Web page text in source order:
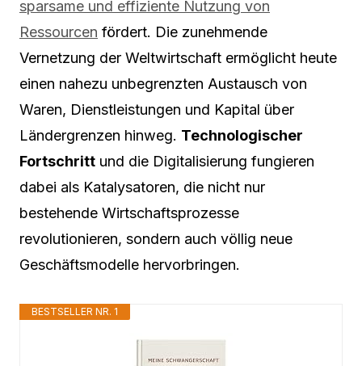
sparsame und effiziente Nutzung von
Ressourcen fördert. Die zunehmende
Vernetzung der Weltwirtschaft ermöglicht heute
einen nahezu unbegrenzten Austausch von
Waren, Dienstleistungen und Kapital über
Ländergrenzen hinweg. Technologischer
Fortschritt und die Digitalisierung fungieren
dabei als Katalysatoren, die nicht nur
bestehende Wirtschaftsprozesse
revolutionieren, sondern auch völlig neue
Geschäftsmodelle hervorbringen.
BESTSELLER NR. 1